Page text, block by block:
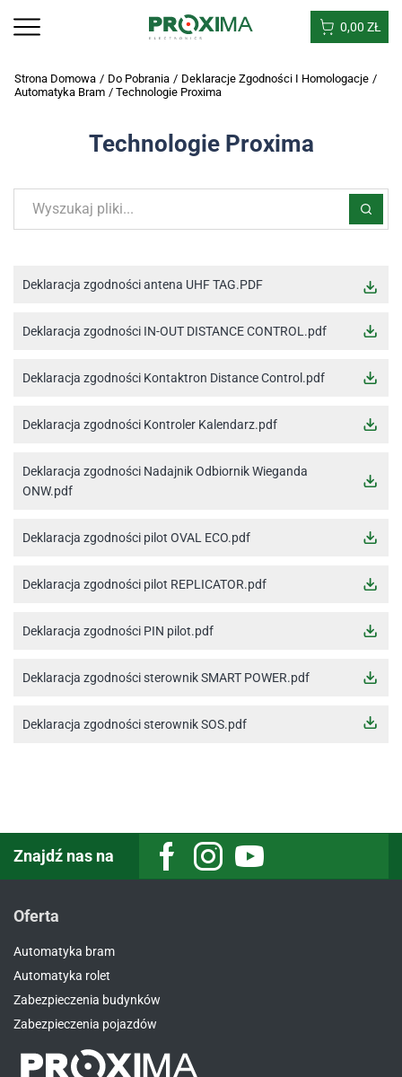
0,00 ZŁ
Strona Domowa / Do Pobrania / Deklaracje Zgodności I Homologacje /
Automatyka Bram / Technologie Proxima
Technologie Proxima
Deklaracja zgodności antena UHF TAG.PDF
Deklaracja zgodności IN-OUT DISTANCE CONTROL.pdf
Deklaracja zgodności Kontaktron Distance Control.pdf
Deklaracja zgodności Kontroler Kalendarz.pdf
Deklaracja zgodności Nadajnik Odbiornik Wieganda
ONW.pdf
Deklaracja zgodności pilot OVAL ECO.pdf
Deklaracja zgodności pilot REPLICATOR.pdf
Deklaracja zgodności PIN pilot.pdf
Deklaracja zgodności sterownik SMART POWER.pdf
Deklaracja zgodności sterownik SOS.pdf
Znajdź nas na FacebookInstagramYoutube
Oferta
Automatyka bram
Automatyka rolet
Zabezpieczenia budynków
Zabezpieczenia pojazdów